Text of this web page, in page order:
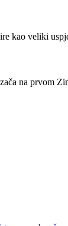
kao veliki
na prvom